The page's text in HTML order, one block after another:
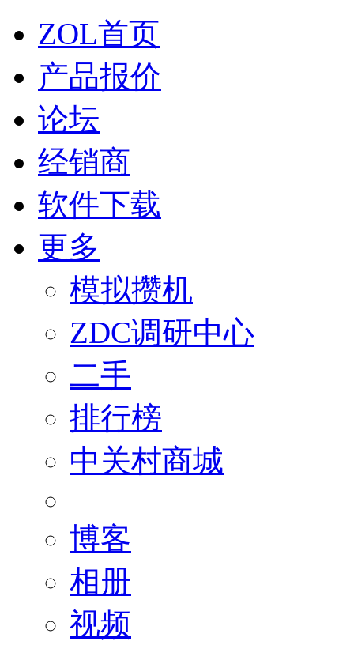
ZOL首页
产品报价
论坛
经销商
软件下载
更多
模拟攒机
ZDC调研中心
二手
排行榜
中关村商城
博客
相册
视频